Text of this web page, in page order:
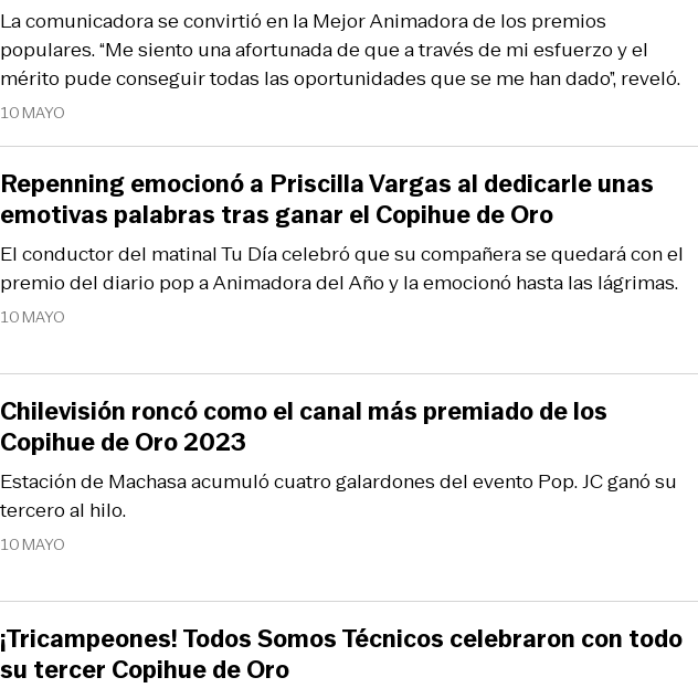
10 MAYO
La comunicadora se convirtió en la Mejor Animadora de los premios
populares. “Me siento una afortunada de que a través de mi esfuerzo y el
mérito pude conseguir todas las oportunidades que se me han dado”, reveló.
10 MAYO
El conductor del matinal Tu Día celebró que su compañera se quedará con el
premio del diario pop a Animadora del Año y la emocionó hasta las lágrimas.
Repenning emocionó a Priscilla Vargas al dedicarle unas
emotivas palabras tras ganar el Copihue de Oro
10 MAYO
Estación de Machasa acumuló cuatro galardones del evento Pop. JC ganó su
tercero al hilo.
Chilevisión roncó como el canal más premiado de los
Copihue de Oro 2023
¡Tricampeones! Todos Somos Técnicos celebraron con todo
su tercer Copihue de Oro